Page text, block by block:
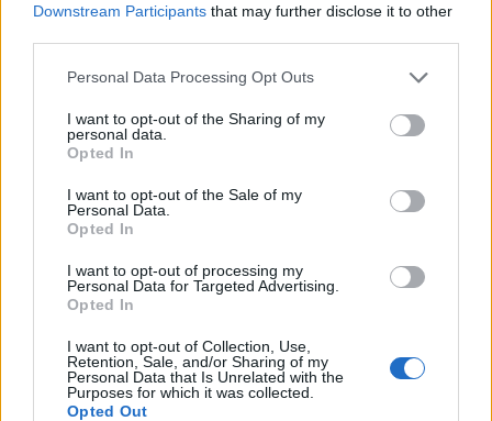
Downstream Participants that may further disclose it to other
Personal Data Processing Opt Outs
I want to opt-out of the Sharing of my
personal data.
Opted In
I want to opt-out of the Sale of my
Personal Data.
Opted In
I want to opt-out of processing my
Personal Data for Targeted Advertising.
Opted In
I want to opt-out of Collection, Use,
Retention, Sale, and/or Sharing of my
Personal Data that Is Unrelated with the
Purposes for which it was collected.
Opted Out
2026. augusztus 07., péntek
Visszaküldte a parlamentnek
Nicușor Dan a közel 900 medve
kilövését lehetővé tevő törvényt